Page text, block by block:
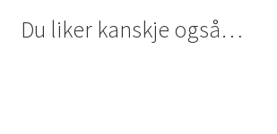
Du liker kanskje også…